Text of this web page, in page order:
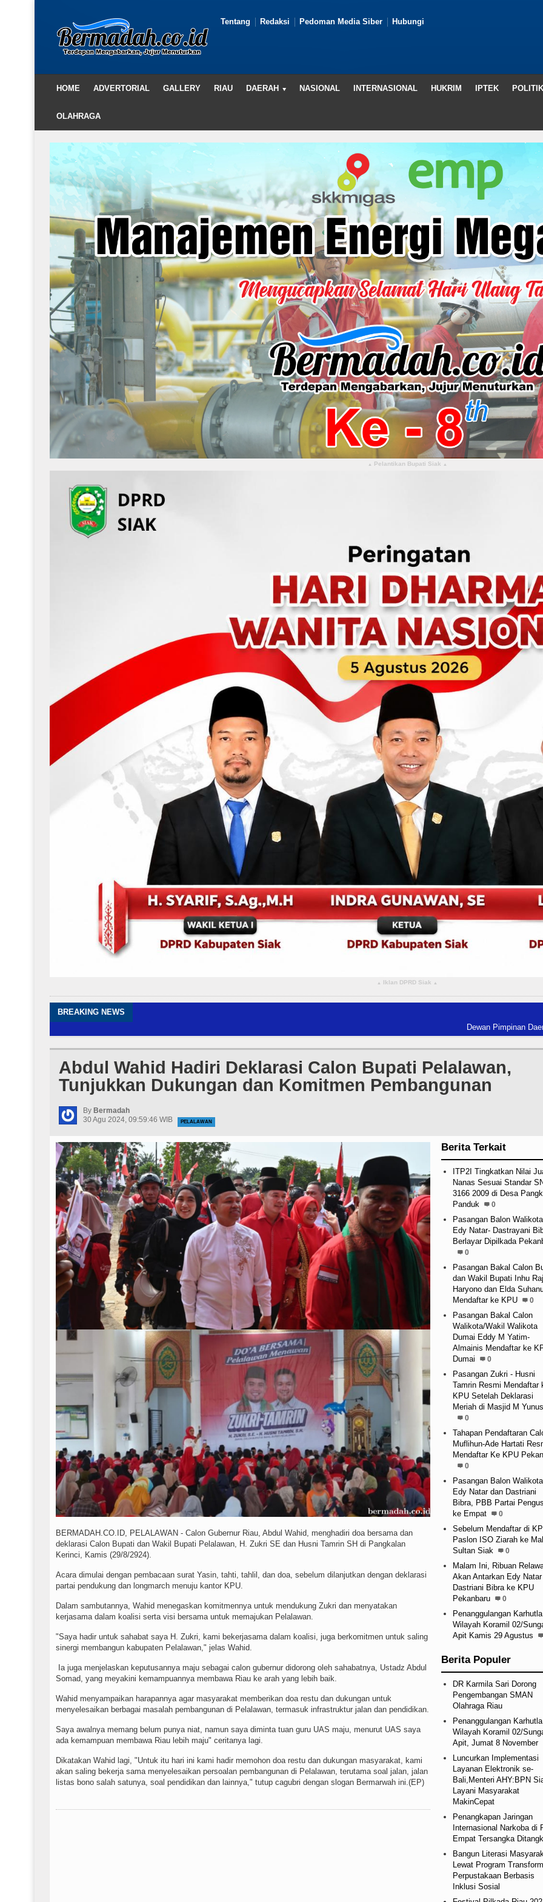
Tentang Redaksi Pedoman Media Siber Hubungi
HOME ADVERTORIAL GALLERY RIAU DAERAH NASIONAL INTERNASIONAL HUKRIM IPTEK POLITIK
OLAHRAGA
▴ Pelantikan Bupati Siak ▴
▴ Iklan DPRD Siak ▴
BREAKING NEWS
Dewan Pimpinan Daerah The
Abdul Wahid Hadiri Deklarasi Calon Bupati Pelalawan,
Tunjukkan Dukungan dan Komitmen Pembangunan
By Bermadah
30 Agu 2024, 09:59:46 WIB
PELALAWAN
BERMADAH.CO.ID, PELALAWAN - Calon Gubernur Riau, Abdul Wahid, menghadiri doa bersama dan
deklarasi Calon Bupati dan Wakil Bupati Pelalawan, H. Zukri SE dan Husni Tamrin SH di Pangkalan
Kerinci, Kamis (29/8/2924).
Acara dimulai dengan pembacaan surat Yasin, tahti, tahlil, dan doa, sebelum dilanjutkan dengan deklarasi
partai pendukung dan longmarch menuju kantor KPU.
Dalam sambutannya, Wahid menegaskan komitmennya untuk mendukung Zukri dan menyatakan
kerjasama dalam koalisi serta visi bersama untuk memajukan Pelalawan.
"Saya hadir untuk sahabat saya H. Zukri, kami bekerjasama dalam koalisi, juga berkomitmen untuk saling
sinergi membangun kabupaten Pelalawan," jelas Wahid.
Ia juga menjelaskan keputusannya maju sebagai calon gubernur didorong oleh sahabatnya, Ustadz Abdul
Somad, yang meyakini kemampuannya membawa Riau ke arah yang lebih baik.
Wahid menyampaikan harapannya agar masyarakat memberikan doa restu dan dukungan untuk
menyelesaikan berbagai masalah pembangunan di Pelalawan, termasuk infrastruktur jalan dan pendidikan.
Saya awalnya memang belum punya niat, namun saya diminta tuan guru UAS maju, menurut UAS saya
ada kemampuan membawa Riau lebih maju" ceritanya lagi.
Dikatakan Wahid lagi, "Untuk itu hari ini kami hadir memohon doa restu dan dukungan masyarakat, kami
akan saling bekerja sama menyelesaikan persoalan pembangunan di Pelalawan, terutama soal jalan, jalan
listas bono salah satunya, soal pendidikan dan lainnya," tutup cagubri dengan slogan Bermarwah ini.(EP)
Berita Terkait
ITP2I Tingkatkan Nilai
Nanas Sesuai Standar
3166 2009 di Desa
Panduk
0
Pasangan Balon Walikota
Edy Natar- Dastrayani
Berlayar Dipilkada
0
Pasangan Bakal Calon
dan Wakil Bupati Inhu
Haryono dan Elda
Mendaftar ke KPU
0
Pasangan Bakal Calon
Walikota/Wakil Walikota
Dumai Eddy M Yatim-
Almainis Mendaftar ke
Dumai
0
Pasangan Zukri - Husni
Tamrin Resmi Mendaftar
KPU Setelah Deklarasi
Meriah di Masjid M Yunus
0
Tahapan Pendaftaran
Muflihun-Ade Hartati
Mendaftar Ke KPU
0
Pasangan Balon Walikota
Edy Natar dan Dastriani
Bibra, PBB Partai
ke Empat
0
Sebelum Mendaftar di
Paslon ISO Ziarah ke
Sultan Siak
0
Malam Ini, Ribuan
Akan Antarkan Edy Natar
Dastriani Bibra ke KPU
Pekanbaru
0
Penanggulangan
Wilayah Koramil 02/
Apit Kamis 29 Agustus
Berita Populer
DR Karmila Sari Dorong
Pengembangan SMAN
Olahraga Riau
Penanggulangan
Wilayah Koramil 02/
Apit, Jumat 8 November
Luncurkan Implementasi
Layanan Elektronik se-
Bali,Menteri AHY:BPN
Layani Masyarakat
MakinCepat
Penangkapan Jaringan
Internasional Narkoba di
Empat Tersangka
Bangun Literasi
Lewat Program
Perpustakaan Berbasis
Inklusi Sosial